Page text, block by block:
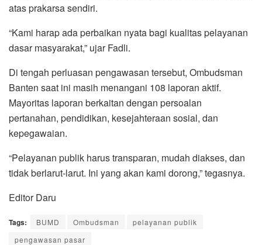
atas prakarsa sendiri.
“Kami harap ada perbaikan nyata bagi kualitas pelayanan
dasar masyarakat,” ujar Fadli.
Di tengah perluasan pengawasan tersebut, Ombudsman
Banten saat ini masih menangani 108 laporan aktif.
Mayoritas laporan berkaitan dengan persoalan
pertanahan, pendidikan, kesejahteraan sosial, dan
kepegawaian.
“Pelayanan publik harus transparan, mudah diakses, dan
tidak berlarut-larut. Ini yang akan kami dorong,” tegasnya.
Editor Daru
Tags: BUMD Ombudsman
pelayanan publik
pengawasan pasar